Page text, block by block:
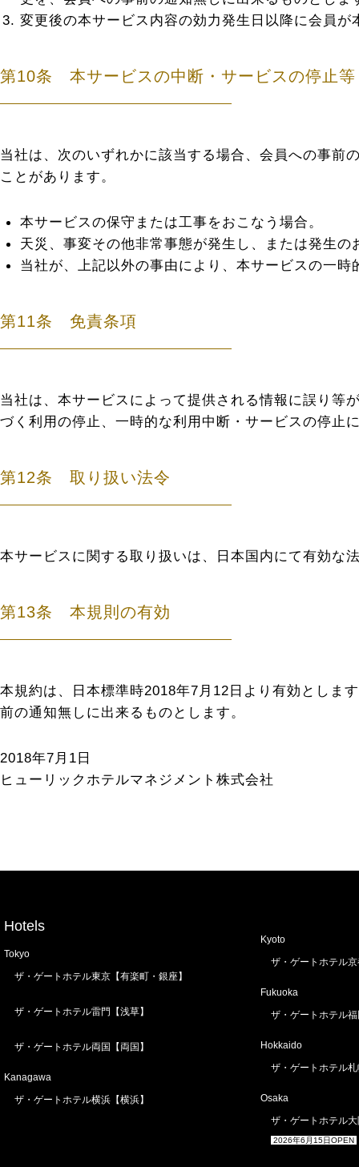
変更後の本サービス内容の効力発生日以降に会員
第10条 本サービスの中断・サービスの停止等
当社は、次のいずれかに該当する場合、会員への事前
ことがあります。
本サービスの保守または工事をおこなう場合。
天災、事変その他非常事態が発生し、または発生
当社が、上記以外の事由により、本サービスの一
第11条 免責条項
当社は、本サービスによって提供される情報に誤り等
づく利用の停止、一時的な利用中断・サービスの停止
第12条 取り扱い法令
本サービスに関する取り扱いは、日本国内にて有効な
第13条 本規則の有効
本規約は、日本標準時2018年7月12日より有効としま
前の通知無しに出来るものとします。
2018年7月1日
ヒューリックホテルマネジメント株式会社
Hotels
Tokyo
ザ・ゲートホテル東京【有楽町・銀座】
ザ・ゲートホテル雷門【浅草】
ザ・ゲートホテル両国【両国】
Kanagawa
ザ・ゲートホテル横浜【横浜】
Kyoto
ザ・ゲートホテル
Fukuoka
ザ・ゲートホテル
Hokkaido
ザ・ゲートホテル
Osaka
ザ・ゲートホテル
2026年6月15日OPEN